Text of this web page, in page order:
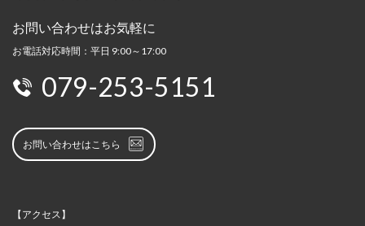
お問い合わせはお気軽に
お電話対応時間：平日 9:00～17:00
079-253-5151
お問い合わせはこちら
【アクセス】